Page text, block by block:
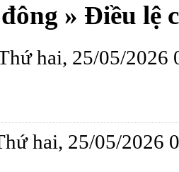
» Điều lệ
hai, 25/05/2026
hai, 25/05/2026